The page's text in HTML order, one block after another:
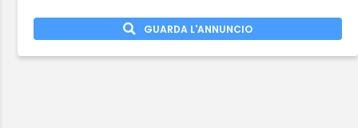
GUARDA L'ANNUNCIO